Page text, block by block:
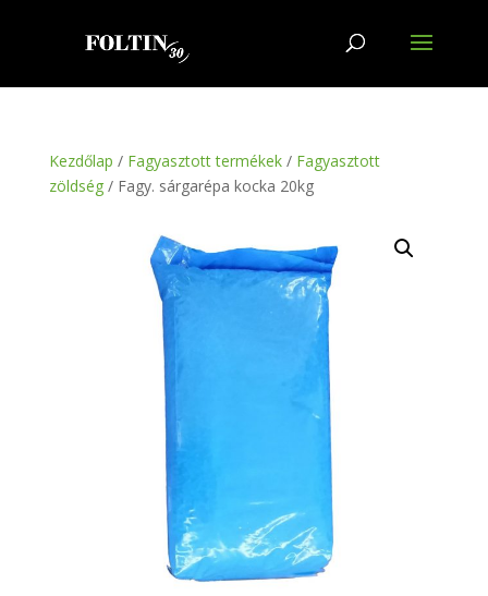
Kezdőlap / Fagyasztott termékek/ Fagyasztott
zöldség/ Fagy. sárgarépa kocka 20kg